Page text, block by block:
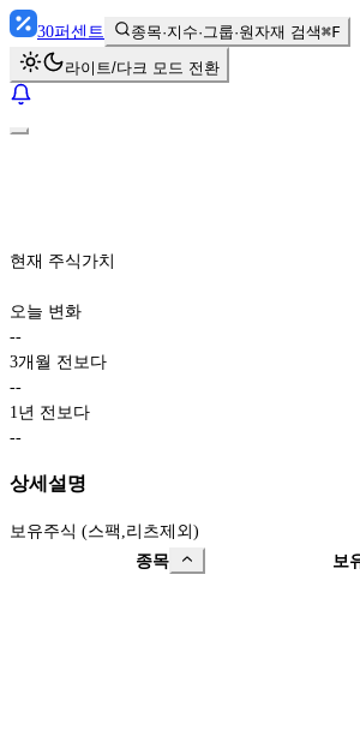
30퍼센트 종목·지수·그룹·원자재 검색⌘F
라이트/다크 모드 전환
현재 주식가치
오늘 변화
--
3개월 전보다
--
1년 전보다
--
상세설명
보유주식 (스팩,리츠제외)
종목
보